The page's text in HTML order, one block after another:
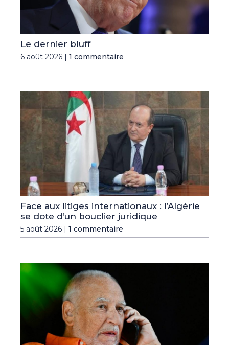
Le dernier bluff
6 août 2026 | 1 commentaire
Face aux litiges internationaux : l’Algérie
se dote d’un bouclier juridique
5 août 2026 | 1 commentaire